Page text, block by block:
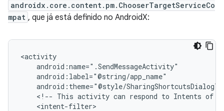
androidx.core.content.pm.ChooserTargetServiceCo
mpat , que já está definido no AndroidX:
<!-- This activity can respond to Intents of